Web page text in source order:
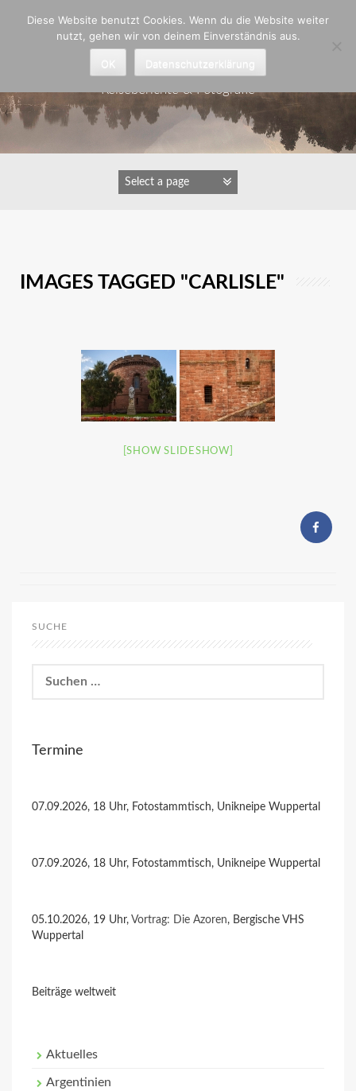
Astrid Padberg
Reiseberichte & Fotografie
IMAGES TAGGED "CARLISLE"
[SHOW SLIDESHOW]
SUCHE
nach:
Termine
07.09.2026, 18 Uhr, Fotostammtisch, Unikneipe Wuppertal
07.09.2026, 18 Uhr, Fotostammtisch, Unikneipe Wuppertal
05.10.2026, 19 Uhr, Vortrag: Die Azoren, Bergische VHS
Wuppertal
Beiträge weltweit
Aktuelles
Argentinien
Diese Website benutzt Cookies. Wenn du die Website weiter
nutzt, gehen wir von deinem Einverständnis aus.